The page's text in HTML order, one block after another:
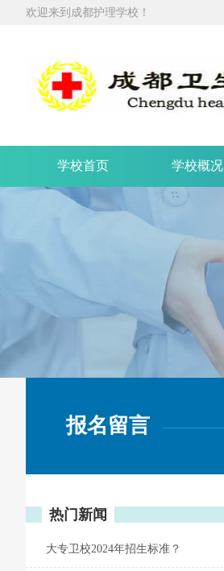
欢迎来到成都护理学校！
学校首页 学校概况
报名留言
热门新闻
大专卫校2024年招生标准？